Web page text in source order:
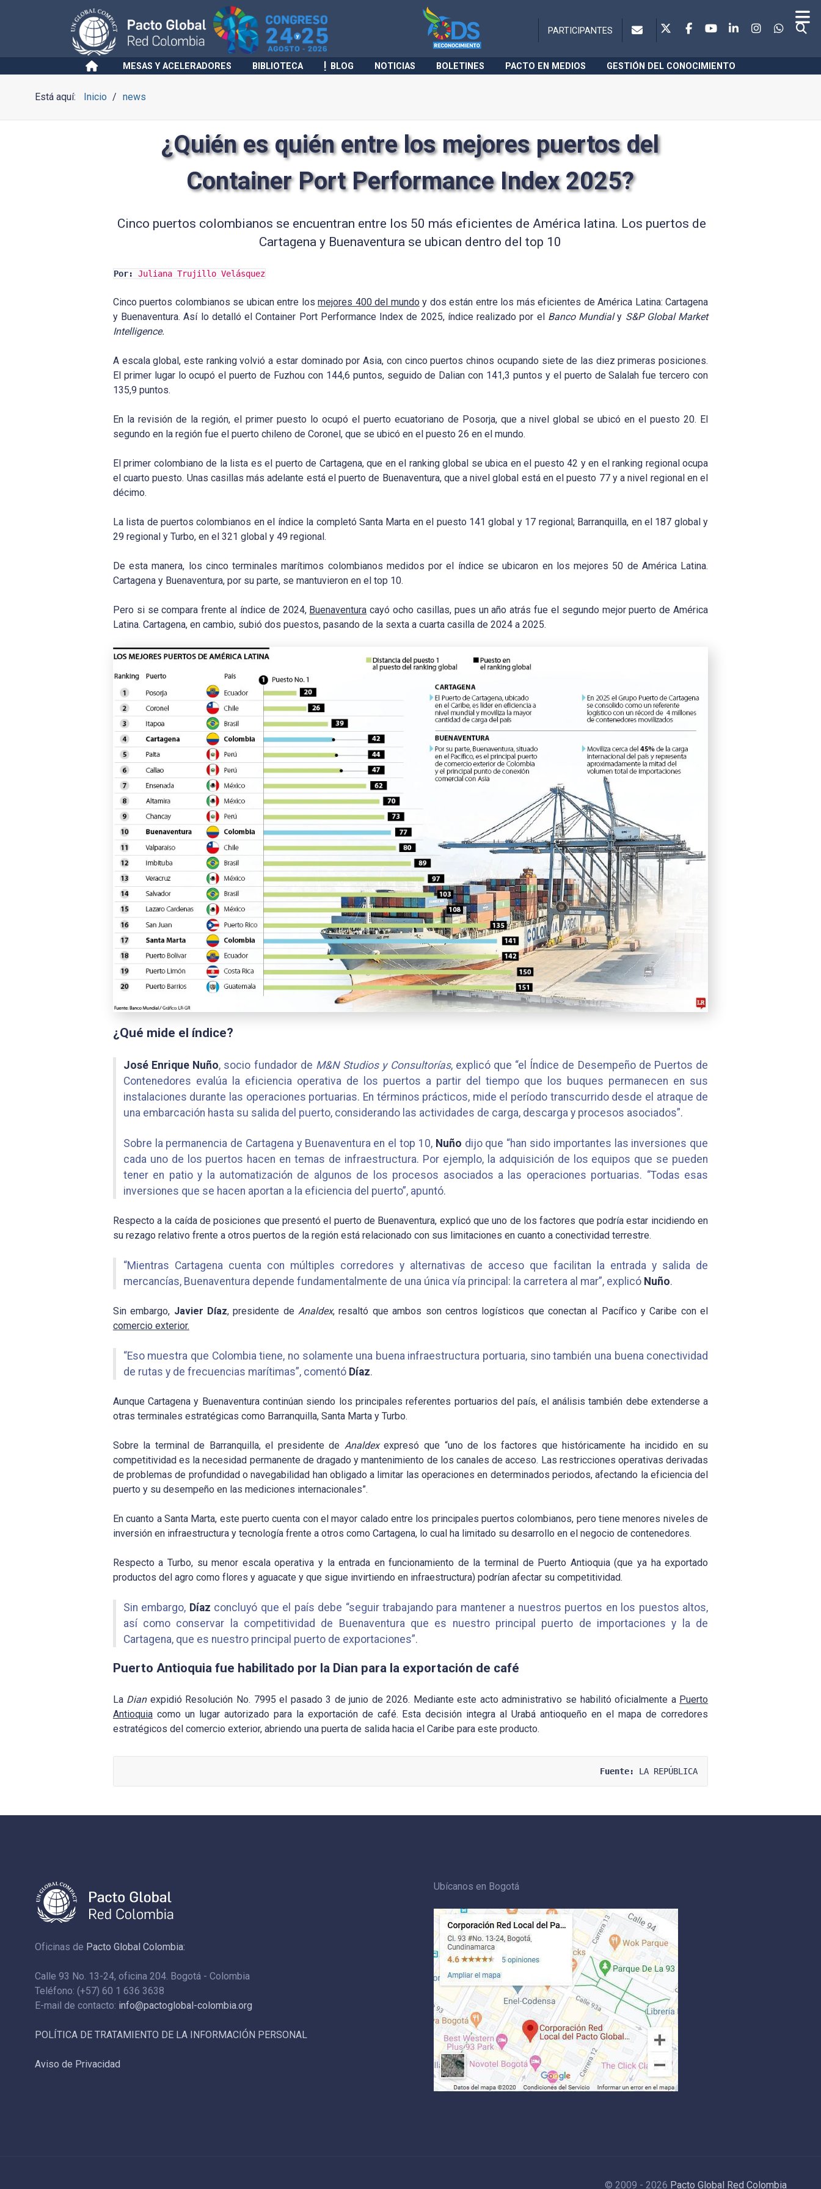
PARTICIPANTES
MESAS Y ACELERADORES BIBLIOTECA BLOG NOTICIAS BOLETINES PACTO EN MEDIOS GESTIÓN DEL CONOCIMIENTO
Está aquí: Inicio news
¿Quién es quién entre los mejores puertos del
Container Port Performance Index 2025?
Cinco puertos colombianos se encuentran entre los 50 más eficientes de América latina. Los puertos de
Cartagena y Buenaventura se ubican dentro del top 10
Por: Juliana Trujillo Velásquez
Cinco puertos colombianos se ubican entre losmejores 400 del mundoy dos están entre los más eficientes de América Latina: Cartagena
y Buenaventura. Así lo detalló el Container Port Performance Index de 2025, índice realizado por el Banco Mundialy S&P Global Market
Intelligence.
A escala global, este ranking volvió a estar dominado por Asia, con cinco puertos chinos ocupando siete de las diez primeras posiciones.
El primer lugar lo ocupó el puerto de Fuzhou con 144,6 puntos, seguido de Dalian con 141,3 puntos y el puerto de Salalah fue tercero con
135,9 puntos.
En la revisión de la región, el primer puesto lo ocupó el puerto ecuatoriano de Posorja, que a nivel global se ubicó en el puesto 20. El
segundo en la región fue el puerto chileno de Coronel, que se ubicó en el puesto 26 en el mundo.
El primer colombiano de la lista es el puerto de Cartagena, que en el ranking global se ubica en el puesto 42 y en el ranking regional ocupa
el cuarto puesto. Unas casillas más adelante está el puerto de Buenaventura, que a nivel global está en el puesto 77 y a nivel regional en el
décimo.
La lista de puertos colombianos en el índice la completó Santa Marta en el puesto 141 global y 17 regional; Barranquilla, en el 187 global y
29 regional y Turbo, en el 321 global y 49 regional.
De esta manera, los cinco terminales marítimos colombianos medidos por el índice se ubicaron en los mejores 50 de América Latina.
Cartagena y Buenaventura, por su parte, se mantuvieron en el top 10.
Pero si se compara frente al índice de 2024, Buenaventura cayó ocho casillas, pues un año atrás fue el segundo mejor puerto de América
Latina. Cartagena, en cambio, subió dos puestos, pasando de la sexta a cuarta casilla de 2024 a 2025.
¿Qué mide el índice?
José Enrique Nuño, socio fundador de M&N Studios y Consultorías, explicó que “el Índice de Desempeño de Puertos de
Contenedores evalúa la eficiencia operativa de los puertos a partir del tiempo que los buques permanecen en sus
instalaciones durante las operaciones portuarias. En términos prácticos, mide el período transcurrido desde el atraque de
una embarcación hasta su salida del puerto, considerando las actividades de carga, descarga y procesos asociados”.
Sobre la permanencia de Cartagena y Buenaventura en el top 10, Nuño dijo que “han sido importantes las inversiones que
cada uno de los puertos hacen en temas de infraestructura. Por ejemplo, la adquisición de los equipos que se pueden
tener en patio y la automatización de algunos de los procesos asociados a las operaciones portuarias. “Todas esas
inversiones que se hacen aportan a la eficiencia del puerto”, apuntó.
Respecto a la caída de posiciones que presentó el puerto de Buenaventura, explicó que uno de los factores que podría estar incidiendo en
su rezago relativo frente a otros puertos de la región está relacionado con sus limitaciones en cuanto a conectividad terrestre.
“Mientras Cartagena cuenta con múltiples corredores y alternativas de acceso que facilitan la entrada y salida de
mercancías, Buenaventura depende fundamentalmente de una única vía principal: la carretera al mar”, explicó Nuño.
Sin embargo, Javier Díaz, presidente deAnaldex, resaltó que ambos son centros logísticos que conectan al Pacífico y Caribe con el
comercio exterior.
“Eso muestra que Colombia tiene, no solamente una buena infraestructura portuaria, sino también una buena conectividad
de rutas y de frecuencias marítimas”, comentó Díaz.
Aunque Cartagena y Buenaventura continúan siendo los principales referentes portuarios del país, el análisis también debe extenderse a
otras terminales estratégicas como Barranquilla, Santa Marta y Turbo.
Sobre la terminal de Barranquilla, el presidente de Analdexexpresó que “uno de los factores que históricamente ha incidido en su
competitividad es la necesidad permanente de dragado y mantenimiento de los canales de acceso. Las restricciones operativas derivadas
de problemas de profundidad o navegabilidad han obligado a limitar las operaciones en determinados periodos, afectando la eficiencia del
puerto y su desempeño en las mediciones internacionales”.
En cuanto a Santa Marta, este puerto cuenta con el mayor calado entre los principales puertos colombianos, pero tiene menores niveles de
inversión en infraestructura y tecnología frente a otros como Cartagena, lo cual ha limitado su desarrollo en el negocio de contenedores.
Respecto a Turbo, su menor escala operativa y la entrada en funcionamiento de la terminal de Puerto Antioquia (que ya ha exportado
productos del agro como flores y aguacate y que sigue invirtiendo en infraestructura) podrían afectar su competitividad.
Sin embargo, Díaz concluyó que el país debe “seguir trabajando para mantener a nuestros puertos en los puestos altos,
así como conservar la competitividad de Buenaventura que es nuestro principal puerto de importaciones y la de
Cartagena, que es nuestro principal puerto de exportaciones”.
Puerto Antioquia fue habilitado por la Dian para la exportación de café
La Dianexpidió Resolución No. 7995 el pasado 3 de junio de 2026. Mediante este acto administrativo se habilitó oficialmente a Puerto
Antioquiacomo un lugar autorizado para la exportación de café. Esta decisión integra al Urabá antioqueño en el mapa de corredores
estratégicos del comercio exterior, abriendo una puerta de salida hacia el Caribe para este producto.
Fuente: LA REPÚBLICA
Oficinas de Pacto Global Colombia:
Calle 93 No. 13-24, oficina 204. Bogotá - Colombia
Teléfono: (+57) 60 1 636 3638
E-mail de contacto: info@pactoglobal-colombia.org
POLÍTICA DE TRATAMIENTO DE LA INFORMACIÓN PERSONAL
Aviso de Privacidad
Ubícanos en Bogotá
© 2009 - 2026 Pacto Global Red Colombia